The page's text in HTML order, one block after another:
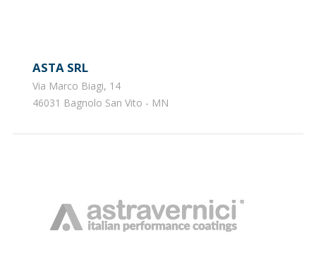
ASTA SRL
Via Marco Biagi, 14
46031 Bagnolo San Vito - MN